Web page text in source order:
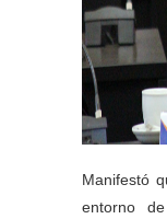
Manifestó
entorno